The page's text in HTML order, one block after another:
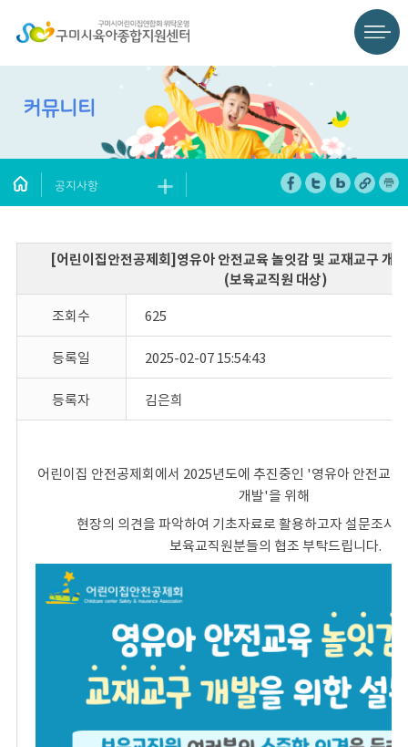
커뮤니티
공지사항
[어린이집안전공제회]영유아 안전교육 놀잇감 및 교재교구 개
(보육교직원 대상)
조회수 625
등록일 2025-02-07 15:54:43
등록자 김은희
어린이집 안전공제회에서 2025년도에 추진중인 '영유아 안전교육
개발'을 위해
현장의 의견을 파악하여 기초자료로 활용하고자 설문조사
보육교직원분들의 협조 부탁드립니다.